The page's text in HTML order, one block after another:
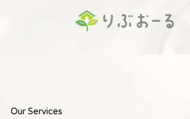
​Our Services